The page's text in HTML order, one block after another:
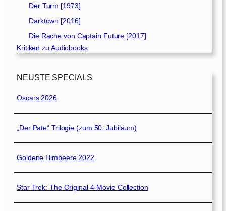
Der Turm [1973]
Darktown [2016]
Die Rache von Captain Future [2017]
Kritiken zu Audiobooks
NEUSTE SPECIALS
Oscars 2026
„Der Pate“ Trilogie (zum 50. Jubiläum)
Goldene Himbeere 2022
Star Trek: The Original 4-Movie Collection